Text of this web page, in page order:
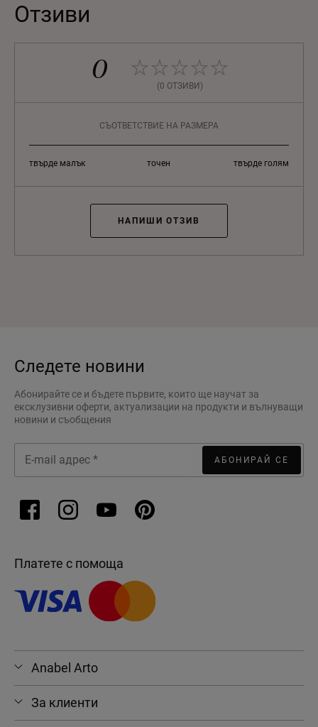
Отзиви
0
(0 ОТЗИВИ)
СЪОТВЕТСТВИЕ НА РАЗМЕРА
твърде малък точен твърде голям
НАПИШИ ОТЗИВ
Следете новини
Абонирайте се и бъдете първите, които ще научат за
ексклузивни оферти, актуализации на продукти и вълнуващи
новини и съобщения
АБОНИРАЙ СЕ
Платете с помоща
Anabel Arto
За клиенти